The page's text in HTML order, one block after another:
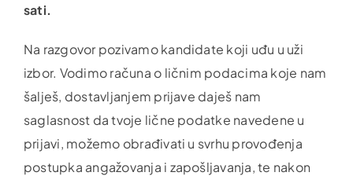
sati.
Na razgovor pozivamo kandidate koji uđu u uži
izbor. Vodimo računa o ličnim podacima koje nam
šalješ, dostavljanjem prijave daješ nam
saglasnost da tvoje lične podatke navedene u
prijavi, možemo obrađivati u svrhu provođenja
postupka angažovanja i zapošljavanja, te nakon